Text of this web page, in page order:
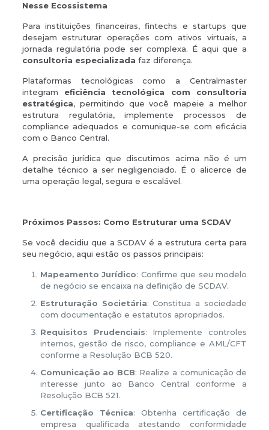
Nesse Ecossistema
Para instituições financeiras, fintechs e startups que
desejam estruturar operações com ativos virtuais, a
jornada regulatória pode ser complexa. É aqui que a
consultoria especializada faz diferença.
Plataformas tecnológicas como a Centralmaster
integram eficiência tecnológica com consultoria
estratégica, permitindo que você mapeie a melhor
estrutura regulatória, implemente processos de
compliance adequados e comunique-se com eficácia
com o Banco Central.
A precisão jurídica que discutimos acima não é um
detalhe técnico a ser negligenciado. É o alicerce de
uma operação legal, segura e escalável.
Próximos Passos: Como Estruturar uma SCDAV
Se você decidiu que a SCDAV é a estrutura certa para
seu negócio, aqui estão os passos principais:
Mapeamento Jurídico: Confirme que seu modelo
de negócio se encaixa na definição de SCDAV.
Estruturação Societária: Constitua a sociedade
com documentação e estatutos apropriados.
Requisitos Prudenciais: Implemente controles
internos, gestão de risco, compliance e AML/CFT
conforme a Resolução BCB 520.
Comunicação ao BCB: Realize a comunicação de
interesse junto ao Banco Central conforme a
Resolução BCB 521.
Certificação Técnica: Obtenha certificação de
empresa qualificada atestando conformidade